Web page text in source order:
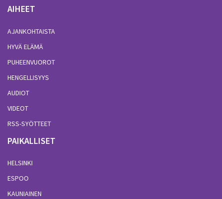
AIHEET
AJANKOHTAISTA
HYVÄ ELÄMÄ
PUHEENVUOROT
HENGELLISYYS
AUDIOT
VIDEOT
RSS-SYÖTTEET
PAIKALLISET
HELSINKI
ESPOO
KAUNIAINEN